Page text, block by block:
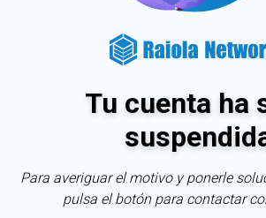
Tu cuenta ha
Para averiguar el motivo y ponerle
pulsa el botón para contactar